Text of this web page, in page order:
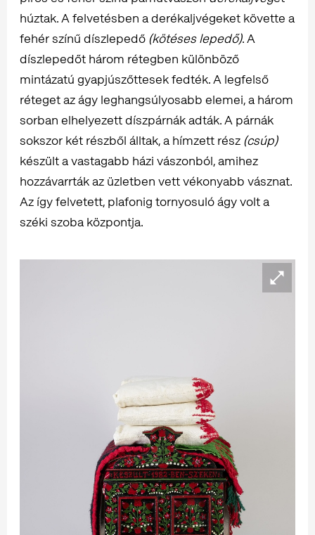
húztak. A felvetésben a derékaljvégeket követte a
fehér színű díszlepedő (kötéses lepedő). A
díszlepedőt három rétegben különböző
mintázatú gyapjúszőttesek fedték. A legfelső
réteget az ágy leghangsúlyosabb elemei, a három
sorban elhelyezett díszpárnák adták. A párnák
sokszor két részből álltak, a hímzett rész (csúp)
készült a vastagabb házi vászonból, amihez
hozzávarrták az üzletben vett vékonyabb vásznat.
Az így felvetett, plafonig tornyosuló ágy volt a
széki szoba központja.